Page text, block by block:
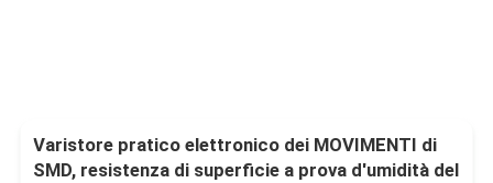
Varistore pratico elettronico dei MOVIMENTI di
SMD, resistenza di superficie a prova d'umidità del